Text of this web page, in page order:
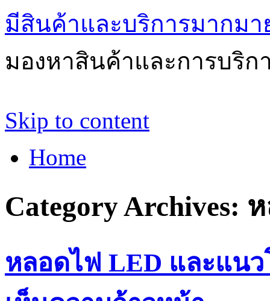
มีสินค้าและบริการมากมา
มองหาสินค้าและการบริ
Skip to content
Home
Category Archives:
หลอดไฟ LED และแน